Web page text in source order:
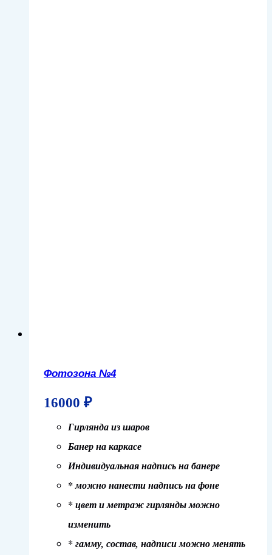
Фотозона №4
16000 ₽
Гирлянда из шаров
Банер на каркасе
Индивидуальная надпись на банере
* можно нанести надпись на фоне
* цвет и метраж гирлянды можно
изменить
* гамму, состав, надписи можно менять